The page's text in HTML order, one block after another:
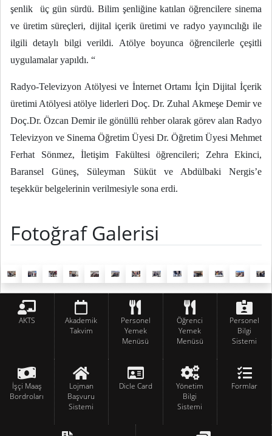
şenlik üç gün sürdü. Bilim şenliğine katılan öğrencilere sinema
ve üretim süreçleri, dijital içerik üretimi ve radyo yayıncılığı ile
ilgili detaylı bilgi verildi. Atölye boyunca öğrencilerle çeşitli
uygulamalar yapıldı. “
Radyo-Televizyon Atölyesi ve İnternet Ortamı İçin Dijital İçerik
üretimi Atölyesi atölye liderleri Doç. Dr. Zuhal Akmeşe Demir ve
Doç.Dr. Özcan Demir ile gönüllü rehber olarak görev alan Radyo
Televizyon ve Sinema Öğretim Üyesi Dr. Öğretim Üyesi Mehmet
Ferhat Sönmez, İletişim Fakültesi öğrencileri; Zehra Ekinci,
Baransel Güneş, Süleyman Süküt ve Abdülbaki Nergis’e
teşekkür belgelerinin verilmesiyle sona erdi.
Fotoğraf Galerisi
AKTS
Akademik
Takvim
Personel
Yemek
Menüsü
Öğrenci
Yemek
Menüsü
Personel
Bilgi
Sistemi
İşçi Maaş
Bordroları
Lojman
Başvuru
Sistemi
Dicle Card
Yönetim
Bilgi
Sistemi
Formlar